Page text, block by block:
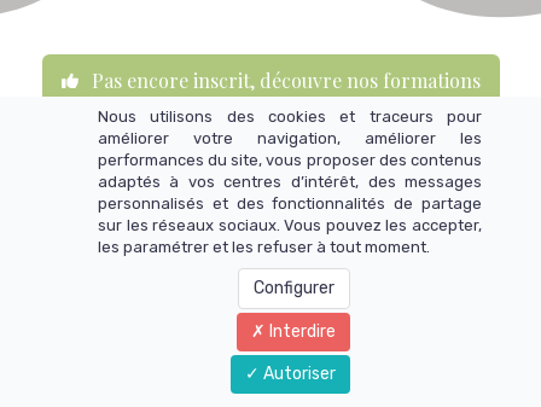
Pas encore inscrit, découvre nos formations
Nous utilisons des cookies et traceurs pour
améliorer votre navigation, améliorer les
performances du site, vous proposer des contenus
adaptés à vos centres d’intérêt, des messages
personnalisés et des fonctionnalités de partage
sur les réseaux sociaux. Vous pouvez les accepter,
les paramétrer et les refuser à tout moment.
Configurer
Interdire
Autoriser